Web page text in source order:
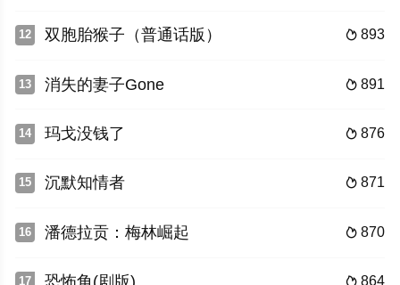
12  893
双胞胎猴子（普通话版）
13  891
消失的妻子Gone
14  876
玛戈没钱了
15  871
沉默知情者
16  870
潘德拉贡：梅林崛起
17  864